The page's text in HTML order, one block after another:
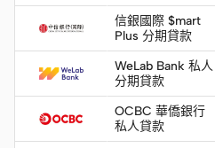
信銀國際 $mart
Plus 分期貸款
WeLab Bank 私人
分期貸款
OCBC 華僑銀行
私人貸款